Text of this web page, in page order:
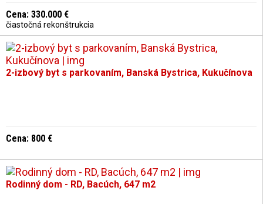
Cena: 330.000 €
čiastočná rekonštrukcia
2-izbový byt s parkovaním, Banská Bystrica, Kukučínova
Cena: 800 €
Rodinný dom - RD, Bacúch, 647 m2